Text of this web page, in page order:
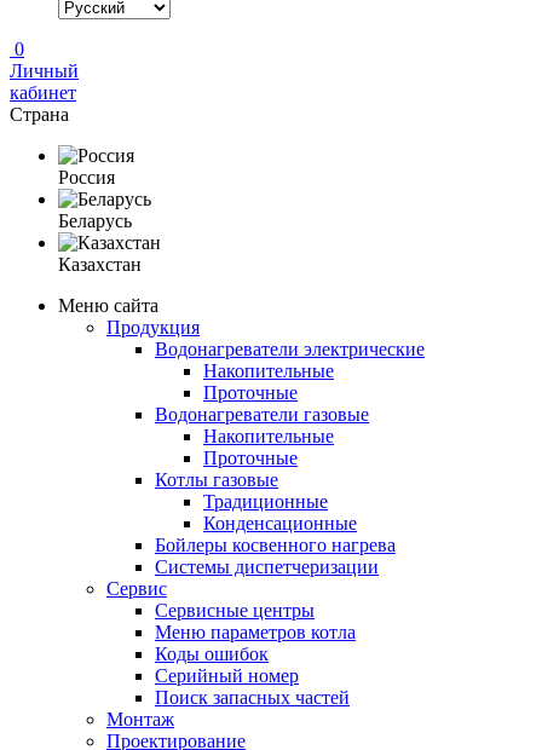
0
Личный
кабинет
Страна
Россия
Беларусь
Казахстан
Меню сайта
Продукция
Водонагреватели электрические
Накопительные
Проточные
Водонагреватели газовые
Накопительные
Проточные
Котлы газовые
Традиционные
Конденсационные
Бойлеры косвенного нагрева
Системы диспетчеризации
Сервис
Сервисные центры
Меню параметров котла
Коды ошибок
Серийный номер
Поиск запасных частей
Монтаж
Проектирование